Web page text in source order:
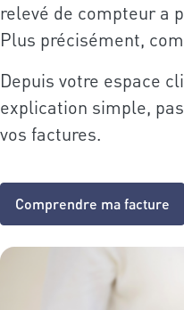
relevé de compteur a
Plus précisément,
Depuis votre espace
explication simple,
vos factures.
Comprendre ma facture